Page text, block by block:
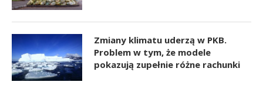
Zmiany klimatu uderzą w PKB.
Problem w tym, że modele
pokazują zupełnie różne rachunki